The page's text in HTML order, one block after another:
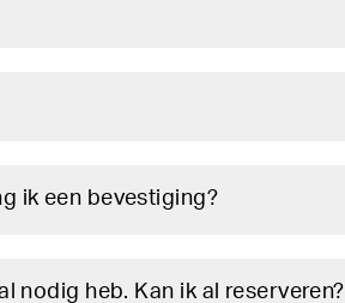
ik een bevestiging?
nodig heb. Kan ik al reserveren?